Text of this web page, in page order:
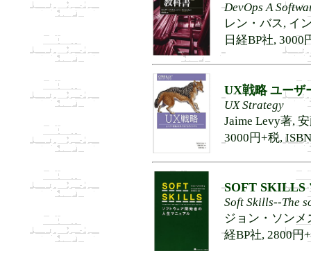
DevOps A
レン・バス, イ
日経BP社, 3000
UX戦略ユーザ
UX Strategy
Jaime Levy著,
3000円+税,
SOFT SKILLS
Soft Skills--The
ジョン・ソンメ
経BP社, 2800円